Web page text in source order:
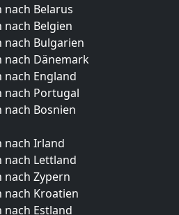
Belarus
Belgien
nach Bulgarien
nach Dänemark
England
nach Portugal
Bosnien
nach Irland
nach Lettland
Zypern
nach Kroatien
Estland